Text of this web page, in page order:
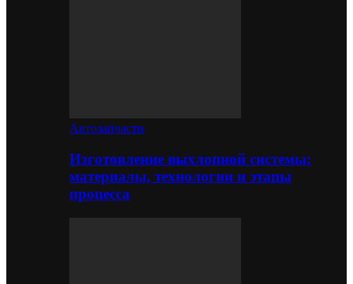
Автозапчасти
Изготовление выхлопной системы:
материалы, технологии и этапы
процесса